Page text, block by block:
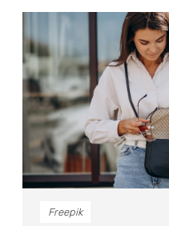
Freepik